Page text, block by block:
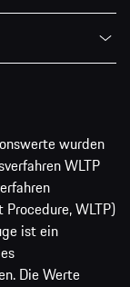
wurden
WLTP
WLTP)
ist ein
Die Werte